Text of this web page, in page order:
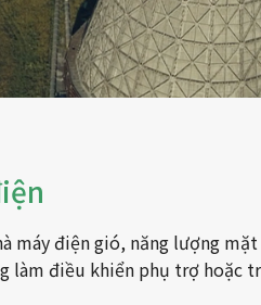
máy điện gió, năng lượng
làm điều khiển phụ trợ hoặc